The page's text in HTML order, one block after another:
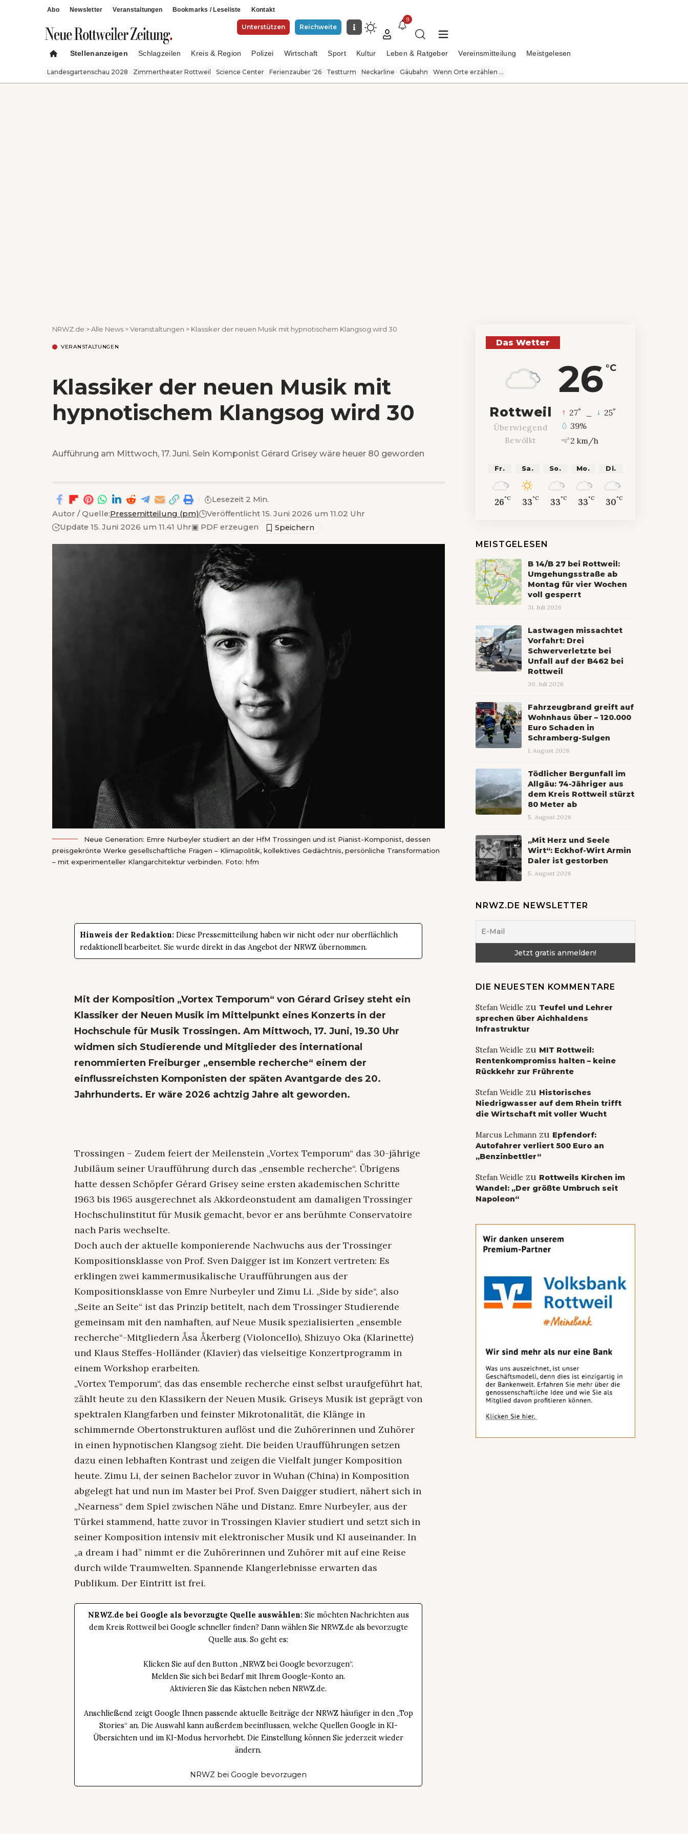
Abo Newsletter Veranstaltungen Bookmarks / Leseliste Kontakt
Unterstützen Reichweite
9
Stellenanzeigen Schlagzeilen Kreis & Region Polizei Wirtschaft Sport Kultur Leben & Ratgeber Vereinsmitteilung Meistgelesen
Landesgartenschau 2028 Zimmertheater Rottweil Science Center Ferienzauber '26 Testturm Neckarline Gäubahn Wenn Orte erzählen ...
NRWZ.de >Alle News >Veranstaltungen > Klassiker der neuen Musik mit hypnotischem Klangsog wird 30
VERANSTALTUNGEN
Klassiker der neuen Musik mit
hypnotischem Klangsog wird 30
Aufführung am Mittwoch, 17. Juni. Sein Komponist Gérard Grisey wäre heuer 80 geworden
Autor / Quelle:Pressemitteilung (pm)
Veröffentlicht 15. Juni 2026 um 11.02 Uhr
Update 15. Juni 2026 um 11.41 Uhr▣ PDF erzeugen
Lesezeit 2 Min.
Neue Generation: Emre Nurbeyler studiert an der HfM Trossingen und ist Pianist-Komponist, dessen
preisgekrönte Werke gesellschaftliche Fragen – Klimapolitik, kollektives Gedächtnis, persönliche Transformation
– mit experimenteller Klangarchitektur verbinden. Foto: hfm
Hinweis der Redaktion: Diese Pressemitteilung haben wir nicht oder nur oberflächlich
redaktionell bearbeitet. Sie wurde direkt in das Angebot der NRWZ übernommen.
Mit der Komposition „Vortex Temporum“ von Gérard Grisey steht ein
Klassiker der Neuen Musik im Mittelpunkt eines Konzerts in der
Hochschule für Musik Trossingen. Am Mittwoch, 17. Juni, 19.30 Uhr
widmen sich Studierende und Mitglieder des international
renommierten Freiburger „ensemble recherche“ einem der
einflussreichsten Komponisten der späten Avantgarde des 20.
Jahrhunderts. Er wäre 2026 achtzig Jahre alt geworden.
Trossingen – Zudem feiert der Meilenstein „Vortex Temporum“ das 30-jährige
Jubiläum seiner Uraufführung durch das „ensemble recherche“. Übrigens
hatte dessen Schöpfer Gérard Grisey seine ersten akademischen Schritte
1963 bis 1965 ausgerechnet als Akkordeonstudent am damaligen Trossinger
Hochschulinstitut für Musik gemacht, bevor er ans berühmte Conservatoire
nach Paris wechselte.
Doch auch der aktuelle komponierende Nachwuchs aus der Trossinger
Kompositionsklasse von Prof. Sven Daigger ist im Konzert vertreten: Es
erklingen zwei kammermusikalische Uraufführungen aus der
Kompositionsklasse von Emre Nurbeyler und Zimu Li. „Side by side“, also
„Seite an Seite“ ist das Prinzip betitelt, nach dem Trossinger Studierende
gemeinsam mit den namhaften, auf Neue Musik spezialisierten „ensemble
recherche“-Mitgliedern Åsa Åkerberg (Violoncello), Shizuyo Oka (Klarinette)
und Klaus Steffes-Holländer (Klavier) das vielseitige Konzertprogramm in
einem Workshop erarbeiten.
„Vortex Temporum“, das das ensemble recherche einst selbst uraufgeführt hat,
zählt heute zu den Klassikern der Neuen Musik. Griseys Musik ist geprägt von
spektralen Klangfarben und feinster Mikrotonalität, die Klänge in
schimmernde Obertonstrukturen auflöst und die Zuhörerinnen und Zuhörer
in einen hypnotischen Klangsog zieht. Die beiden Uraufführungen setzen
dazu einen lebhaften Kontrast und zeigen die Vielfalt junger Komposition
heute. Zimu Li, der seinen Bachelor zuvor in Wuhan (China) in Komposition
abgelegt hat und nun im Master bei Prof. Sven Daigger studiert, nähert sich in
„Nearness“ dem Spiel zwischen Nähe und Distanz. Emre Nurbeyler, aus der
Türkei stammend, hatte zuvor in Trossingen Klavier studiert und setzt sich in
seiner Komposition intensiv mit elektronischer Musik und KI auseinander. In
„a dream i had” nimmt er die Zuhörerinnen und Zuhörer mit auf eine Reise
durch wilde Traumwelten. Spannende Klangerlebnisse erwarten das
Publikum. Der Eintritt ist frei.
NRWZ.de bei Google als bevorzugte Quelle auswählen: Sie möchten Nachrichten aus
dem Kreis Rottweil bei Google schneller finden? Dann wählen Sie NRWZ.de als bevorzugte
Quelle aus. So geht es:
Klicken Sie auf den Button „NRWZ bei Google bevorzugen“.
Melden Sie sich bei Bedarf mit Ihrem Google-Konto an.
Aktivieren Sie das Kästchen neben NRWZ.de.
Anschließend zeigt Google Ihnen passende aktuelle Beiträge der NRWZ häufiger in den „Top
Stories“ an. Die Auswahl kann außerdem beeinflussen, welche Quellen Google in KI-
Übersichten und im KI-Modus hervorhebt. Die Einstellung können Sie jederzeit wieder
ändern.
NRWZ bei Google bevorzugen
Das Wetter
26 °C
Rottweil
Überwiegend
Bewölkt
27° 25°
39%
2 km/h
Fr.
26°C
Sa.
33°C
So.
33°C
Mo.
33°C
Di.
30°C
MEISTGELESEN
B 14/B 27 bei Rottweil:
Umgehungsstraße ab
Montag für vier Wochen
voll gesperrt
31. Juli 2026
Lastwagen missachtet
Vorfahrt: Drei
Schwerverletzte bei
Unfall auf der B462 bei
Rottweil
30. Juli 2026
Fahrzeugbrand greift auf
Wohnhaus über – 120.000
Euro Schaden in
Schramberg-Sulgen
1. August 2026
Tödlicher Bergunfall im
Allgäu: 74-Jähriger aus
dem Kreis Rottweil stürzt
80 Meter ab
5. August 2026
„Mit Herz und Seele
Wirt“: Eckhof-Wirt Armin
Daler ist gestorben
5. August 2026
NRWZ.DE NEWSLETTER
DIE NEUESTEN KOMMENTARE
Stefan Weidle zu Teufel und Lehrer
sprechen über Aichhaldens
Infrastruktur
Stefan Weidle zu MIT Rottweil:
Rentenkompromiss halten – keine
Rückkehr zur Frührente
Stefan Weidle zu Historisches
Niedrigwasser auf dem Rhein trifft
die Wirtschaft mit voller Wucht
Marcus Lehmannzu Epfendorf:
Autofahrer verliert 500 Euro an
„Benzinbettler“
Stefan Weidle zu Rottweils Kirchen im
Wandel: „Der größte Umbruch seit
Napoleon“